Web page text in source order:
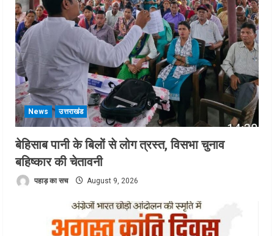
News उत्तराखंड
बेहिसाब पानी के बिलों से लोग त्रस्त, विसभा चुनाव
बहिष्कार की चेतावनी
पहाड़ का सच August 9, 2026